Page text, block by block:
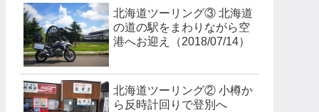
北海道ツーリング③ 北海道
の道の駅をまわりながら空
港へお迎え（2018/07/14）
北海道ツーリング② 小樽か
ら反時計回りで登別へ